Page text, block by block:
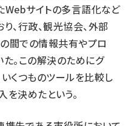
Webサイトの多言語化など
、行政、観光協会、外部
間での情報共有やプロ
。この解決のためにグ
くつものツールを比較し
決めたという。